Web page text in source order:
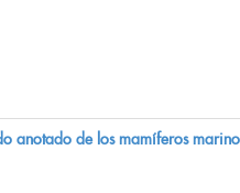
anotado de los mamíferos